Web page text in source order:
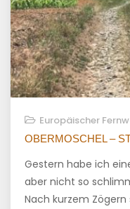
Europäischer
OBERMOSCHEL –
Gestern habe ich
aber nicht so
Nach kurzem